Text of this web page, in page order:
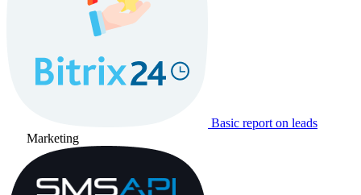
Basic report on leads
Marketing